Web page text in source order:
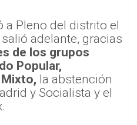
a Pleno del distrito el
adelante, gracias
de los grupos
Popular,
la abstención
y Socialista y el